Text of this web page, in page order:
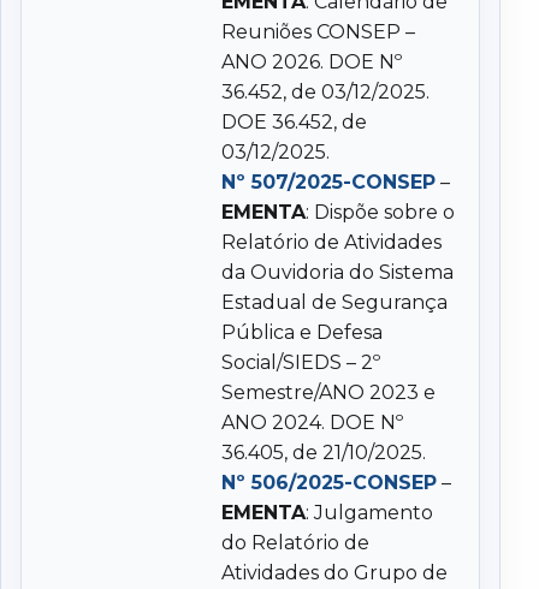
Reuniões CONSEP –
ANO 2026. DOE Nº
36.452, de 03/12/2025.
DOE 36.452, de
03/12/2025.
Nº 507/2025-CONSEP –
EMENTA: Dispõe sobre o
Relatório de Atividades
da Ouvidoria do Sistema
Estadual de Segurança
Pública e Defesa
Social/SIEDS – 2º
Semestre/ANO 2023 e
ANO 2024. DOE Nº
36.405, de 21/10/2025.
Nº 506/2025-CONSEP –
EMENTA: Julgamento
do Relatório de
Atividades do Grupo de